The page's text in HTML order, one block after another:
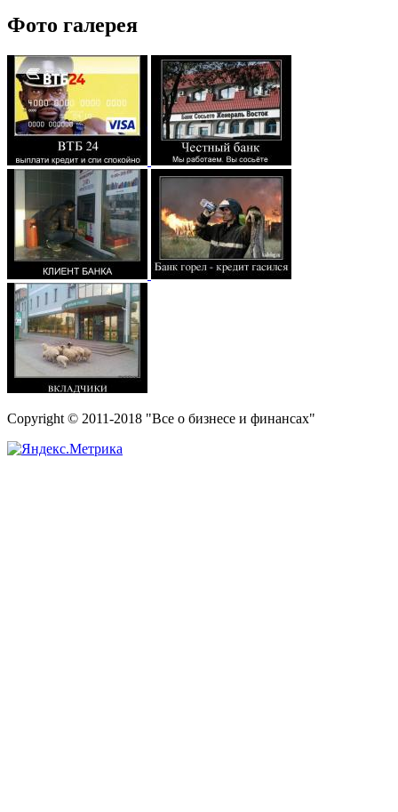
Фото галерея
Copyright © 2011-2018 "Все о бизнесе и финансах"